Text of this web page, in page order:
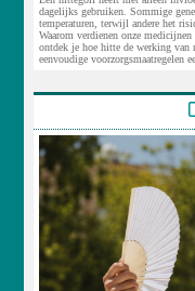
dagelijks gebruiken. Sommige
temperaturen, terwijl andere het
Waarom verdienen onze
ontdek je hoe hitte de werking van
eenvoudige voorzorgsmaatregelen